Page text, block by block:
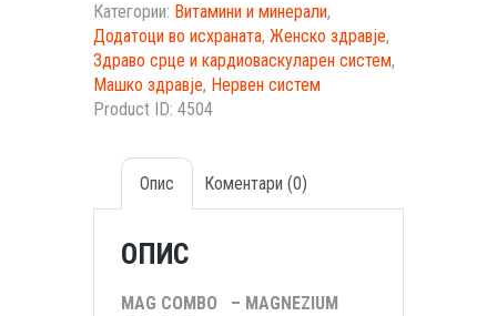
Категории: Витамини и минерали,
Додатоци во исхраната, Женско здравје,
Здраво срце и кардиоваскуларен систем,
Машко здравје, Нервен систем
Product ID: 4504
Опис Коментари (0)
ОПИС
MAG COMBO – MAGNEZIUM